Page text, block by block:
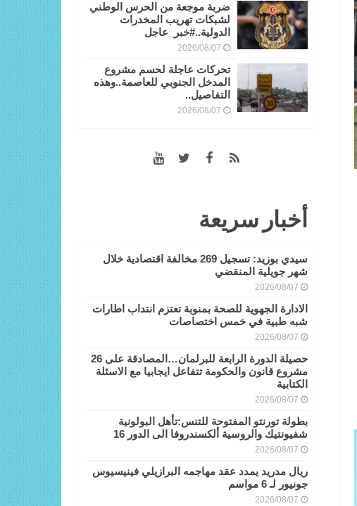
ضربة موجعة من الحرس الوطني
لشبكات تهريب المخدرات
الدولية..#خبر_عاجل
2026/08/07
تحركات عاجلة لحسم مشروع
المدخل الجنوبي للعاصمة..وهذه
التفاصيل..
2026/08/07
أخبار سريعة
سيدي بوزيد: تسجيل 269 مخالفة اقتصادية خلال
شهر جويلية المنقضي
2026/08/07
الادارة الجهوية للصحة بمنوبة تعتزم انتداب اطارات
شبه طبية في خمس اختصاصات
2026/08/07
حصيلة الدورة الرابعة للبرلمان…المصادقة على 26
مشروع قانون والحكومة تتفاعل ايجابيا مع الاسئلة
الكتابية
2026/08/07
بطولة تورنتو المفتوحة للتنس:تأهل البولونية
شفيونتيك والروسية ألكسندروفا الى الدور 16
2026/08/07
ريال مدريد يمدد عقد مهاجمه البرازيلي فينيسيوس
جونيور لـ 6 مواسم
2026/08/07